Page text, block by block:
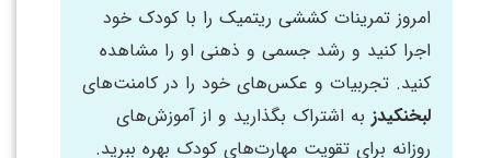
امروز تمرینات کششی ریتمیک را با کودک خود
اجرا کنید و رشد جسمی و ذهنی او را مشاهده
کنید. تجربیات و عکس‌های خود را در کامنت‌های
لبخنکیدز به اشتراک بگذارید و از آموزش‌های
روزانه برای تقویت مهارت‌های کودک بهره ببرید.